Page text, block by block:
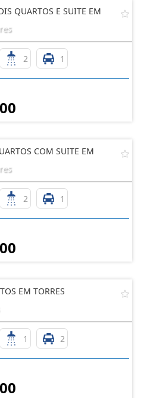
QUARTOS E SUITE EM
2 1
COM SUITE EM
2 1
EM TORRES
1 2